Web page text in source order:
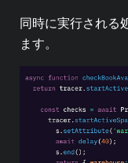
同時に実行される
ます。